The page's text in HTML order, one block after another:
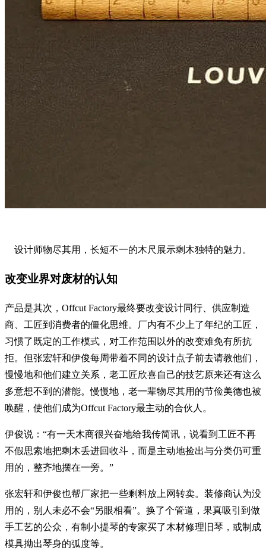
设计师物尽其用，长短不一的木尺展示剩木独特的魅力。
改变业界对废材的认知
产品是其次，Offcut Factory最终要改变设计同行、供应制造
商、工匠到消费者的僵化思维。厂内有不少上了年纪的工匠，
习惯了既定的工作模式，对工作范围以外的改变难免有所抗
拒。但张宏轩和伊俊每周带着不同的设计点子前去请教他们，
慢慢地和他们建立关系，老工匠欣喜自己的技艺原来还有这么
多意想不到的潜能。慢慢地，老一辈物尽其用的节俭美德也被
唤醒，使他们成为Offcut Factory最主动的合伙人。
伊俊说：“有一天木商很兴奋地给我传简讯，说看到工匠不再
不假思索地把剩木丢进回收斗，而是主动地捡出与分类仍可重
用的，整齐地摆在一旁。”
张宏轩和伊俊也帮厂家把一些剩料放上网转卖。装修商认为没
用的，别人未必不会“另眼相看”。换了个管道，果真吸引到做
手工艺的公众，有制小提琴的专家买了木材修理旧琴，或制成
模具拗出琴身的弧度等。